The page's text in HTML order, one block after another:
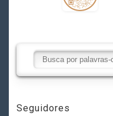
Seguidores